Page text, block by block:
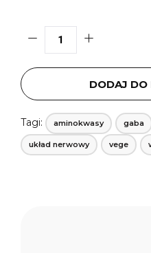
GABA
750
mg
PRODUKT
WEGAŃSKI
60
DODAJ DO
Tagi: aminokwasy gaba
układ nerwowy vege